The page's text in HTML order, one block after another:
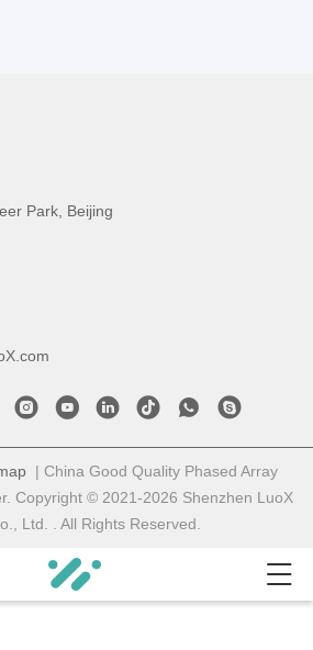
Park, Beijing
| China Good Quality Phased Array
Copyright © 2021-2026 Shenzhen LuoX
Ltd. . All Rights Reserved.